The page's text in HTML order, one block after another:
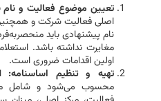
تعیین موضوع فعالیت و
اصلی فعالیت شرکت و
نام پیشنهادی باید
مغایرت نداشته باشد.
اولین اقدامات ضروری است.
تهیه و تنظیم اساسنامه:
محسوب می‌شود و شامل